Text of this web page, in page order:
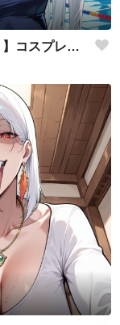
【#AI春のGWまつり】コスプレはシンプルに